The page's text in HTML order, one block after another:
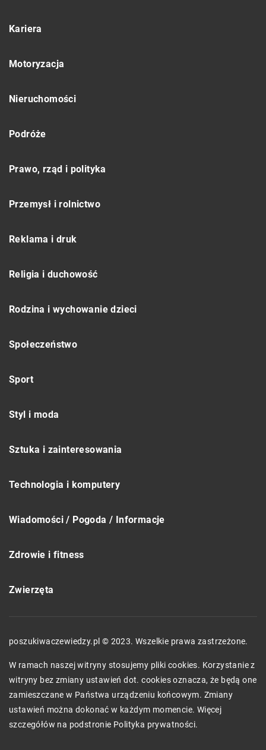
Kariera
Motoryzacja
Nieruchomości
Podróże
Prawo, rząd i polityka
Przemysł i rolnictwo
Reklama i druk
Religia i duchowość
Rodzina i wychowanie dzieci
Społeczeństwo
Sport
Styl i moda
Sztuka i zainteresowania
Technologia i komputery
Wiadomości / Pogoda / Informacje
Zdrowie i fitness
Zwierzęta
poszukiwaczewiedzy.pl © 2023. Wszelkie prawa zastrzeżone.
W ramach naszej witryny stosujemy pliki cookies. Korzystanie z
witryny bez zmiany ustawień dot. cookies oznacza, że będą one
zamieszczane w Państwa urządzeniu końcowym. Zmiany
ustawień można dokonać w każdym momencie. Więcej
szczegółów na podstronie Polityka prywatności.